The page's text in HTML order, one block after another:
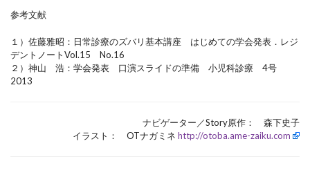
参考文献
１）佐藤雅昭：日常診療のズバリ基本講座 はじめての学会発表．レジ
デントノートVol.15 No.16
２）神山 浩：学会発表 口演スライドの準備 小児科診療 4号
2013
ナビゲーター／Story原作： 森下史子
イラスト： OTナガミネ http://otoba.ame-zaiku.com